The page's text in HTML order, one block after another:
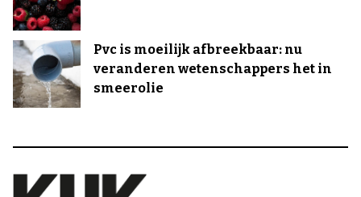
Pvc is moeilijk afbreekbaar: nu
veranderen wetenschappers het in
smeerolie